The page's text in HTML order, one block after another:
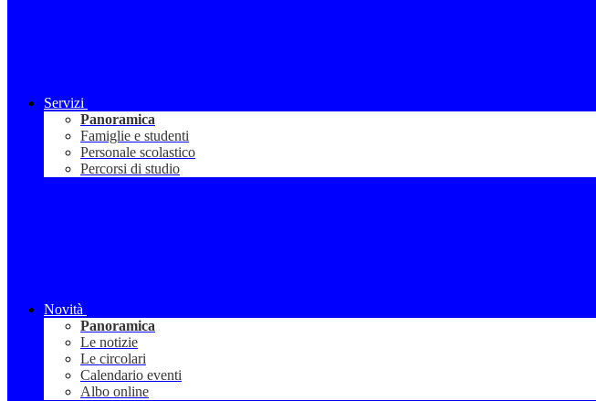
Servizi
Panoramica
Famiglie e studenti
Personale scolastico
Percorsi di studio
Novità
Panoramica
Le notizie
Le circolari
Calendario eventi
Albo online